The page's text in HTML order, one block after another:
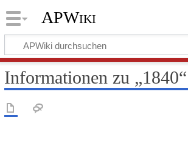
APWiki
Informationen zu „1840“